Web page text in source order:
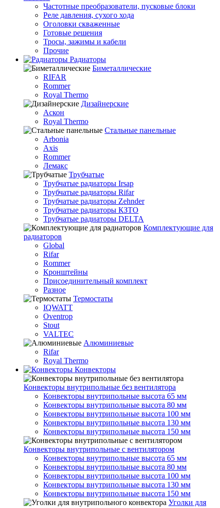
Частотные преобразователи, пусковые блоки
Реле давления, сухого хода
Оголовки скваженные
Готовые решения
Тросы, зажимы и кабели
Прочие
Радиаторы
Биметаллические
RIFAR
Rommer
Royal Thermo
Дизайнерские
Аскон
Royal Thermo
Стальные панельные
Arbonia
Axis
Rommer
Лемакс
Трубчатые
Трубчатые радиаторы Irsap
Трубчатые радиаторы Rifar
Трубчатые радиаторы Zehnder
Трубчатые радиаторы КЗТО
Трубчатые радиаторы DELTA
Комплектующие для
радиаторов
Global
Rifar
Rommer
Кронштейны
Присоединительный комплект
Разное
Термостаты
IQWATT
Oventrop
Stout
VALTEC
Алюминиевые
Rifar
Royal Thermo
Конвекторы
Конвекторы внутрипольные без вентилятора
Конвекторы внутрипольные высота 65 мм
Конвекторы внутрипольные высота 80 мм
Конвекторы внутрипольные высота 100 мм
Конвекторы внутрипольные высота 130 мм
Конвекторы внутрипольные высота 150 мм
Конвекторы внутрипольные с вентилятором
Конвекторы внутрипольные высота 65 мм
Конвекторы внутрипольные высота 80 мм
Конвекторы внутрипольные высота 100 мм
Конвекторы внутрипольные высота 130 мм
Конвекторы внутрипольные высота 150 мм
Уголки для